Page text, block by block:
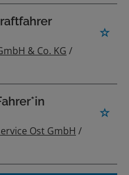
& Co. KG /
Ost GmbH /